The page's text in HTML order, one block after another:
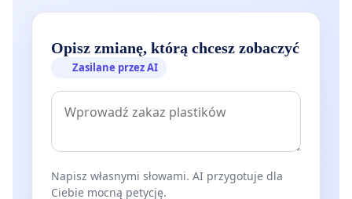
Opisz zmianę, którą chcesz zobaczyć
Zasilane przez AI
Napisz własnymi słowami. AI przygotuje dla
Ciebie mocną petycję.